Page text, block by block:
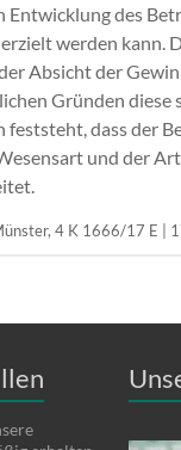
des
werden kann.
Absicht der
Gründen diese
feststeht, dass der
und der
4 K 1666/17 E |